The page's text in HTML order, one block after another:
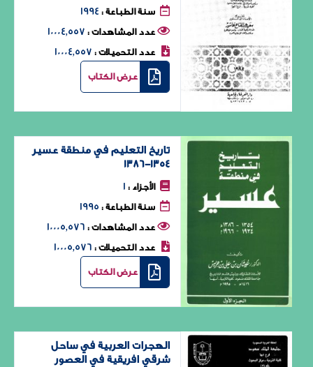
سنة الطباعة :1994
عدد المشاهدات : 10004٬557
عدد التحميلات : 10004٬557
عرض الكتاب
تاريخ التعليم في منطقة عسير
1354-1386
الأجزاء : 1
سنة الطباعة : 1995
عدد المشاهدات : 10005٬576
عدد التحميلات : 10005٬576
عرض الكتاب
الهجرات العربية في ساحل
شرقي افريقية في العصور